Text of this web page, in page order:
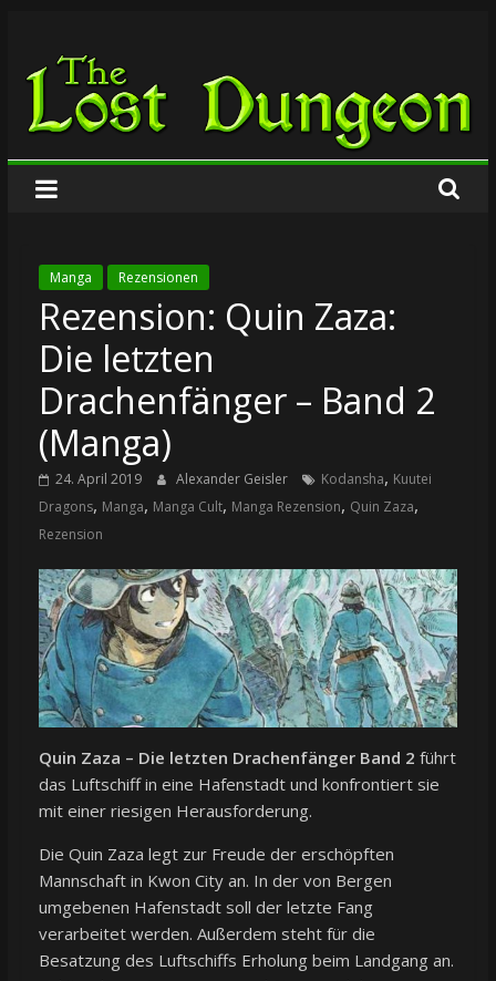
springen
The
Lost
Dungeon
Manga Rezensionen
Rezension: Quin Zaza:
Die letzten
Drachenfänger – Band 2
(Manga)
24. April 2019 Alexander Geisler Kodansha, Kuutei
Dragons, Manga, Manga Cult, Manga Rezension, Quin Zaza,
Rezension
Quin Zaza – Die letzten Drachenfänger Band 2 führt
das Luftschiff in eine Hafenstadt und konfrontiert sie
mit einer riesigen Herausforderung.
Die Quin Zaza legt zur Freude der erschöpften
Mannschaft in Kwon City an. In der von Bergen
umgebenen Hafenstadt soll der letzte Fang
verarbeitet werden. Außerdem steht für die
Besatzung des Luftschiffs Erholung beim Landgang an.